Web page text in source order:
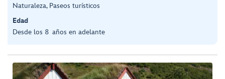
Naturaleza, Paseos turísticos
Edad
Desde los 8 años en adelante